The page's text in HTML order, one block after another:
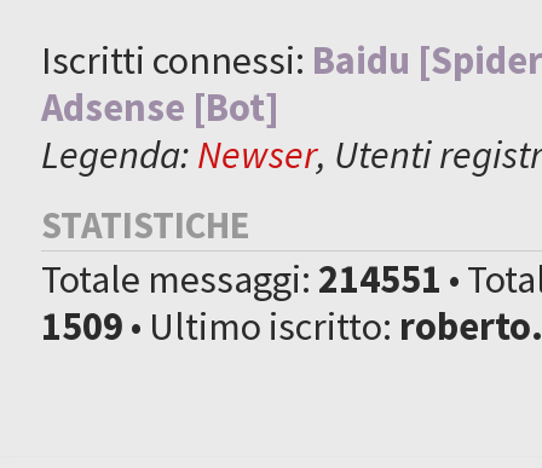
Iscritti connessi: Baidu
Adsense [Bot]
Legenda:Newser, Utenti
STATISTICHE
Totale messaggi: 214551 •
1509• Ultimo iscritto: